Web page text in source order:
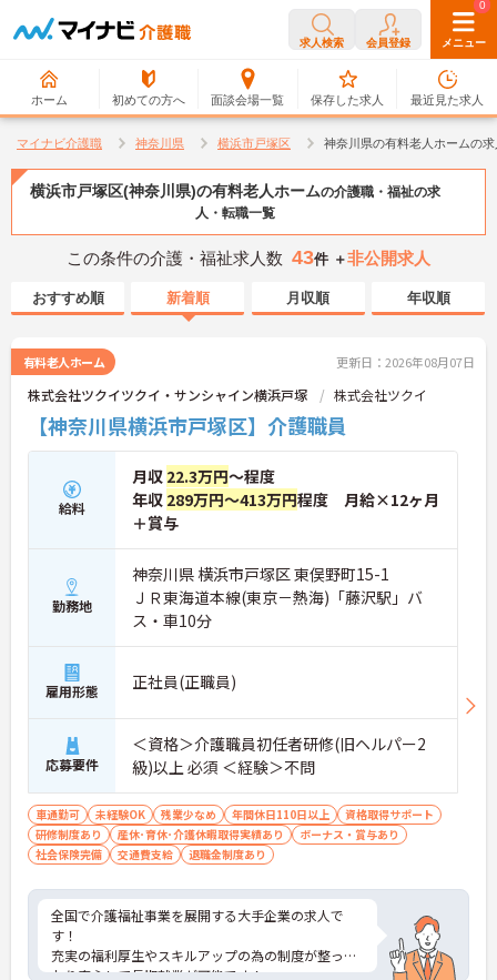
求人検索 会員登録 メニュー
ホーム 初めての方へ 面談会場一覧
0
保存した求人
0
最近見た求人
マイナビ介護職 神奈川県 横浜市戸塚区 神奈川県の有料老人ホームの
横浜市戸塚区(神奈川県)の有料老人ホームの介護職・福祉の求
人・転職一覧
この条件の介護・福祉求人数 43件 ＋非公開求人
おすすめ順 新着順 月収順 年収順
有料老人ホーム 更新日：2026年08月07日
株式会社ツクイツクイ・サンシャイン横浜戸塚 株式会社ツクイ
【神奈川県横浜市戸塚区】介護職員
給料
月収 22.3万円～程度
年収 289万円～413万円程度 月給×12ヶ月
＋賞与
勤務地
神奈川県 横浜市戸塚区 東俣野町15-1
ＪＲ東海道本線(東京－熱海)「藤沢駅」バ
ス・車10分
雇用形態 正社員(正職員)
応募要件
＜資格＞介護職員初任者研修(旧ヘルパー2
級)以上 必須 ＜経験＞不問
車通勤可 未経験OK 残業少なめ 年間休日110日以上
資格取得サポート
研修制度あり
産休･育休･介護休暇取得実績あり
ボーナス・賞与あり
社会保険完備
交通費支給 退職金制度あり
全国で介護福祉事業を展開する大手企業の求人で
す！
充実の福利厚生やスキルアップの為の制度が整って
おり安心して長期就業が可能です！